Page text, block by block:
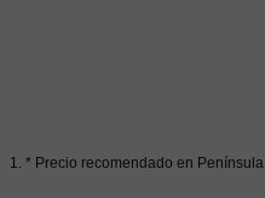
1. * Precio recomendado en